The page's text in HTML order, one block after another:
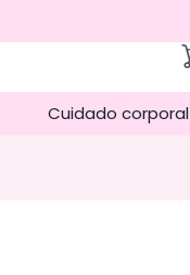
Cuidado corporal